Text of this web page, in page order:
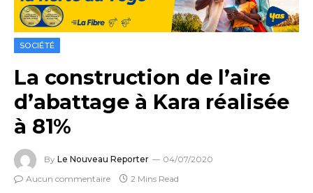
SOCIÉTÉ
La construction de l’aire
d’abattage à Kara réalisée
à 81%
By Le Nouveau Reporter
04/07/2020
Aucun commentaire
2 Mins Read